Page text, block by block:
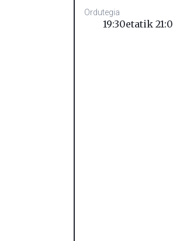
Ordutegia
19:30etatik